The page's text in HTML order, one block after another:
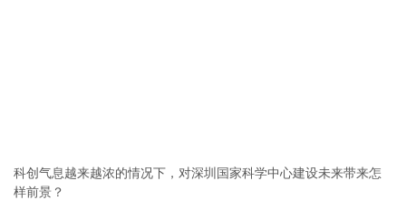
科创气息越来越浓的情况下，对深圳国家科学中心建设未来带来怎
样前景？